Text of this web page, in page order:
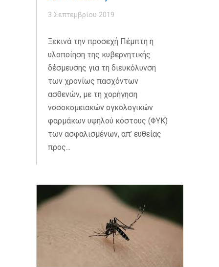
3 Σεπτεμβρίου 2019
Ξεκινά την προσεχή Πέμπτη η
υλοποίηση της κυβερνητικής
δέσμευσης για τη διευκόλυνση
των χρονίως πασχόντων
ασθενών, με τη χορήγηση
νοσοκομειακών ογκολογικών
φαρμάκων υψηλού κόστους (ΦΥΚ)
των ασφαλισμένων, απ’ ευθείας
προς...